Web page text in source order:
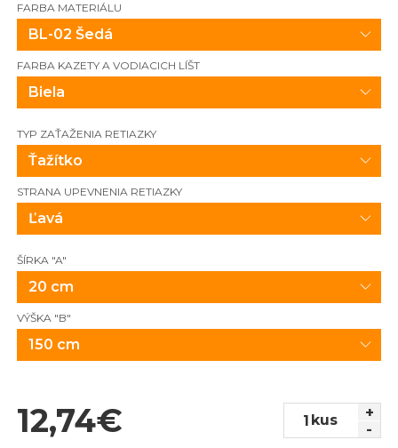
FARBA MATERIÁLU
BL-02 Šedá
FARBA KAZETY A VODIACICH LÍŠT
Biela
TYP ZAŤAŽENIA RETIAZKY
Ťažítko
STRANA UPEVNENIA RETIAZKY
Ľavá
ŠÍRKA "A"
20 cm
VÝŠKA "B"
150 cm
12,74€ kus
+
-